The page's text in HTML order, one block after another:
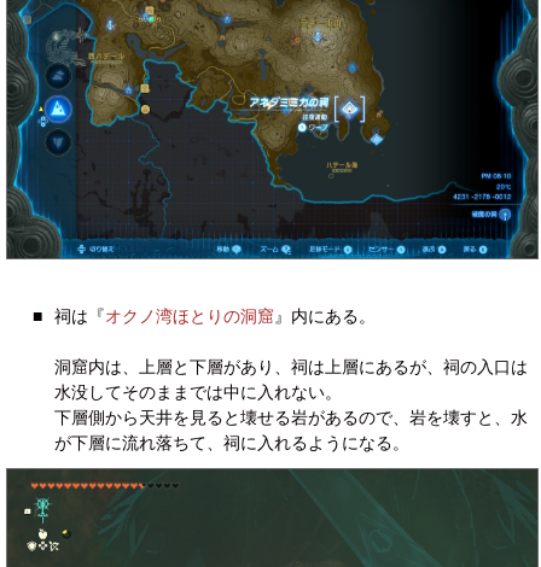
■ 祠は『オクノ湾ほとりの洞窟』内にある。
洞窟内は、上層と下層があり、祠は上層にあるが、祠の入口は
水没してそのままでは中に入れない。
下層側から天井を見ると壊せる岩があるので、岩を壊すと、水
が下層に流れ落ちて、祠に入れるようになる。